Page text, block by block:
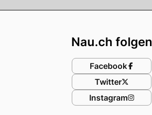
Nau.ch folgen
Facebook
Twitter
Instagram